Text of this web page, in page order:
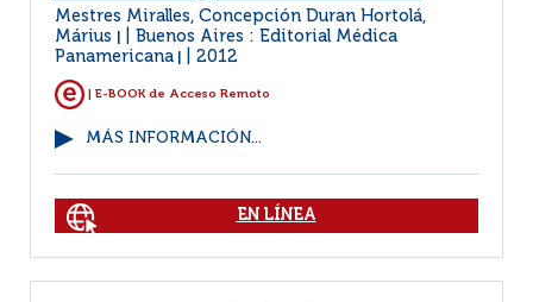
Mestres Miralles, Concepción Duran Hortolá,
Márius
Buenos Aires : Editorial Médica
Panamericana
2012
| E-BOOK de Acceso Remoto
MÁS INFORMACIÓN...
EN LÍNEA